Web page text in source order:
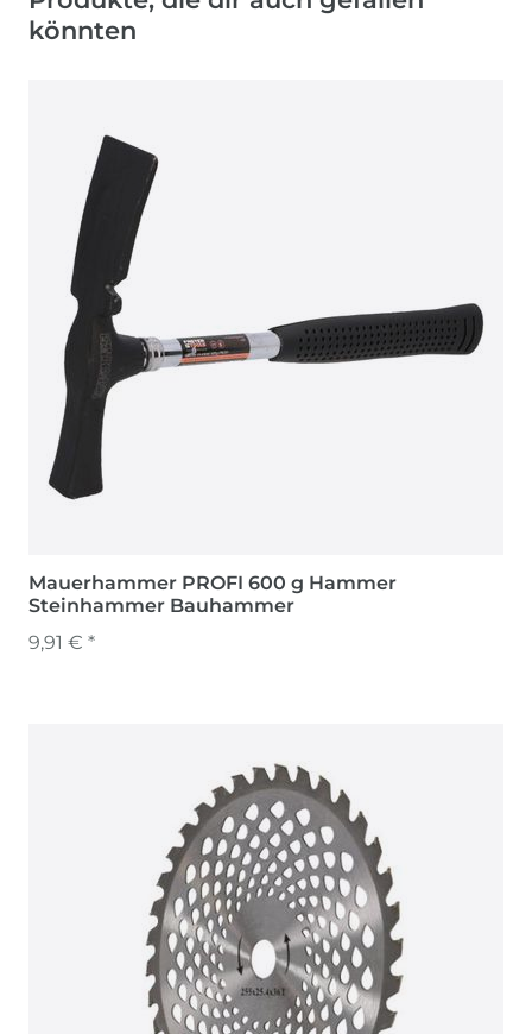
könnten
Mauerhammer PROFI 600 g Hammer
Steinhammer Bauhammer
9,91 € *